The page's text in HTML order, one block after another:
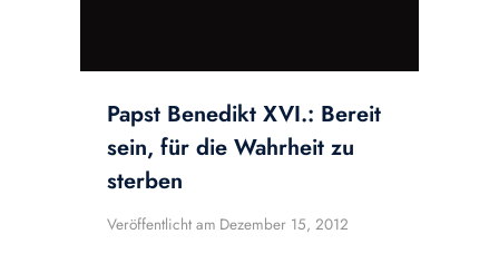
Papst Benedikt XVI.: Bereit
sein, für die Wahrheit zu
sterben
Veröffentlicht am Dezember 15, 2012